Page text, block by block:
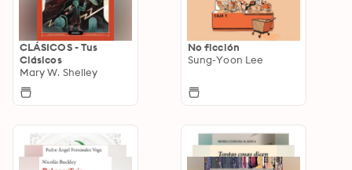
CLÁSICOS - Tus
Clásicos
Mary W. Shelley
No ficción
Sung-Yoon Lee